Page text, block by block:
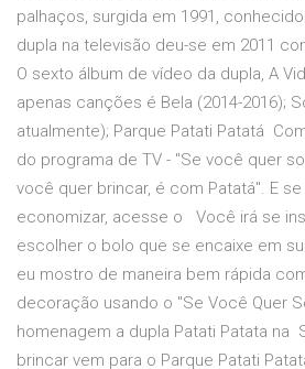
palhaços, surgida em 1991,
dupla na televisão deu-se em 2011
O sexto álbum de vídeo da dupla, A
apenas canções é Bela (2014-2016);
atualmente); Parque Patati Patatá
do programa de TV - "Se você quer
você quer brincar, é com Patatá". E
economizar, acesse o Você irá se
escolher o bolo que se encaixe em
eu mostro de maneira bem rápida
decoração usando o "Se Você Quer
homenagem a dupla Patati Patata na
brincar vem para o Parque Patati